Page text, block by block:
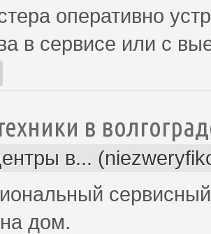
оперативно
в сервисе или с
в
в...
дом.